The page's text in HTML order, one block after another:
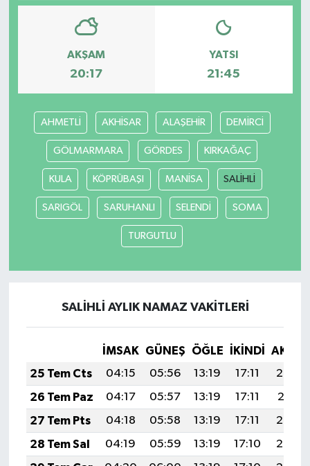
AKŞAM
20:17
YATSI
21:45
AHMETLİ AKHİSAR ALAŞEHİR DEMİRCİ
GÖLMARMARA GÖRDES KIRKAĞAÇ
KULA KÖPRÜBAŞI MANİSA SALİHLİ
SARIGÖL SARUHANLI SELENDİ SOMA
TURGUTLU
SALİHLİ AYLIK NAMAZ VAKITLERI
İMSAK GÜNEŞ ÖĞLE İKINDI
25 Tem Cts
04:15 05:56 13:19 17:11
20:32
26 Tem Paz
04:17 05:57 13:19 17:11
20:31
27 Tem Pts
04:18 05:58 13:19 17:11
20:30
28 Tem Sal
04:19 05:59 13:19 17:10
20:29
Yaşam